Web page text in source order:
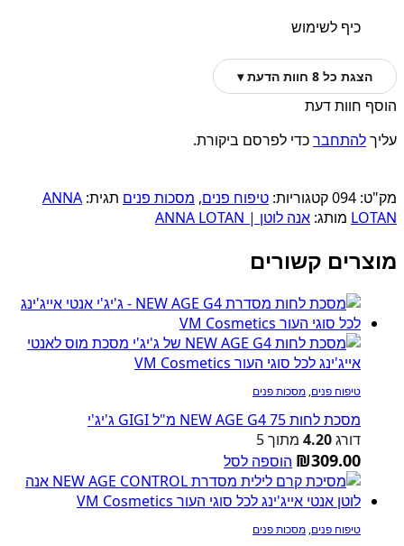
כיף לשימוש
הצגת כל 8 חוות הדעת ▾
הוסף חוות דעת
עליךלהתחברכדי לפרסם ביקורת.
מק"ט: 094קטגוריות: טיפוח פנים, מסכות פנים תגית: ANNA
LOTAN מותג: אנה לוטן | ANNA LOTAN
מוצרים קשורים
טיפוח פנים, מסכות פנים
מסכת לחות NEW AGE G4 75 מ"ל GIGI ג'יג'י
דורג4.20 מתוך 5
₪309.00 הוספה לסל
טיפוח פנים, מסכות פנים